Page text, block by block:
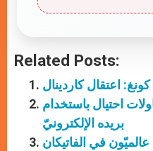
Related Posts:
اعتقال كاردينال
احتيال باستخدام
بريده الإلكترونيّ
عالميّون في الفاتيكان